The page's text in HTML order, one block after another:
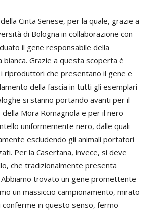
Cinta Senese, per la quale, grazie a
di Bologna in collaborazione con
il gene responsabile della
Grazie a questa scoperta è
riproduttori che presentano il gene e
della fascia in tutti gli esemplari
si stanno portando avanti per il
Mora Romagnola e per il nero
uniformemente nero, dalle quali
escludendo gli animali portatori
Per la Casertana, invece, si deve
che tradizionalmente presenta
trovato un gene promettente
un massiccio campionamento, mirato
in questo senso, fermo